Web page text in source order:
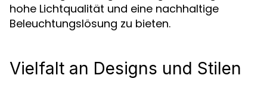
hohe Lichtqualität und eine nachhaltige
Beleuchtungslösung zu bieten.
Vielfalt an Designs und Stilen